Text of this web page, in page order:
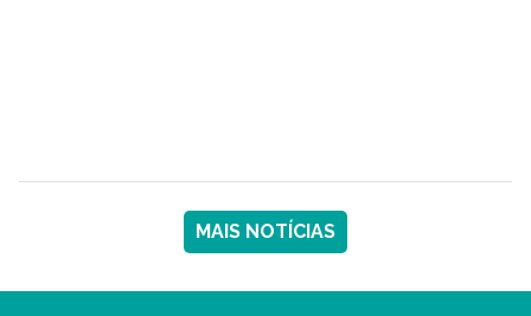
MAIS NOTÍCIAS